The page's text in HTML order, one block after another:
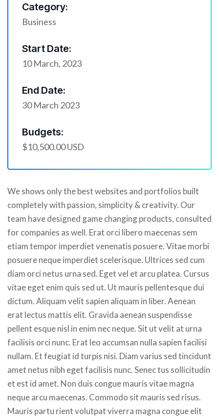
Category:
Business
Start Date:
10 March, 2023
End Date:
30 March 2023
Budgets:
$10,500.00 USD
We shows only the best websites and portfolios built
completely with passion, simplicity & creativity. Our
team have designed game changing products, consulted
for companies as well. Erat orci libero maecenas sem
etiam tempor imperdiet venenatis posuere. Vitae morbi
posuere neque imperdiet scelerisque. Ultrices sed cum
diam orci netus urna sed. Eget vel et arcu platea. Cursus
vitae eget enim quis sed ut. Ut mauris pellentesque dui
dictum. Aliquam velit sapien aliquam in liber. Aenean
erat lectus mattis elit. Gravida aenean suspendisse
pellent esque nisl in enim nec neque. Sit ut velit at urna
facilisis orci nunc. Erat leo accumsan nulla sapien facilisi
nullam. Et feugiat id turpis nisi. Diam varius sed tincidunt
amet netus nibh eget facilisis nunc. Senec tus sollicitudin
et est id amet. Non duis congue mauris vitae magna
neque arcu maecenas. Commodo sit mauris sed risus.
Mauris partu rient volutpat viverra magna congue elit